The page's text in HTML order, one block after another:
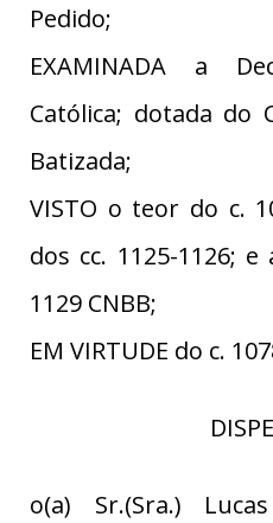
Pedido;
EXAMINADA a
Católica; dotada do
Batizada;
VISTO o teor do c.
dos cc. 1125-1126;
1129 CNBB;
EM VIRTUDE do c.
o(a) Sr.(Sra.)